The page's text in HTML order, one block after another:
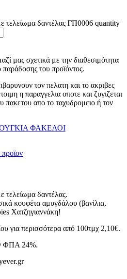
τελείωμα δαντέλας ΓΠ0006 quantity
μας σχετικά με την διαθεσιμότητα
του προϊόντος.
τον πελατη και το ακριβες
η παραγγελια οποτε και ζυγιζεται
πακετου απο το ταχυδρομειο ή τον
ΦΑΚΕΛΟΙ
τελείωμα δαντέλας.
κουφέτα αμυγδάλου (βανίλια,
Χατζηγιαννάκη!
για περισσότερα από 100τμχ 2,10€.
ΦΠΑ 24%.